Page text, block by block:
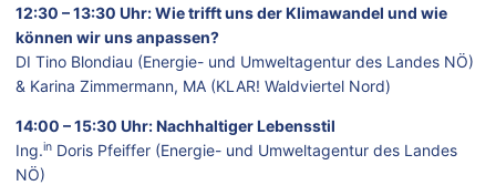
12:30 – 13:30 Uhr: Wie trifft uns der Klimawandel und wie
können wir uns anpassen?
DI Tino Blondiau (Energie- und Umweltagentur des Landes NÖ)
& Karina Zimmermann, MA (KLAR! Waldviertel Nord)
14:00 – 15:30 Uhr: Nachhaltiger Lebensstil
Ing.in Doris Pfeiffer (Energie- und Umweltagentur des Landes
NÖ)